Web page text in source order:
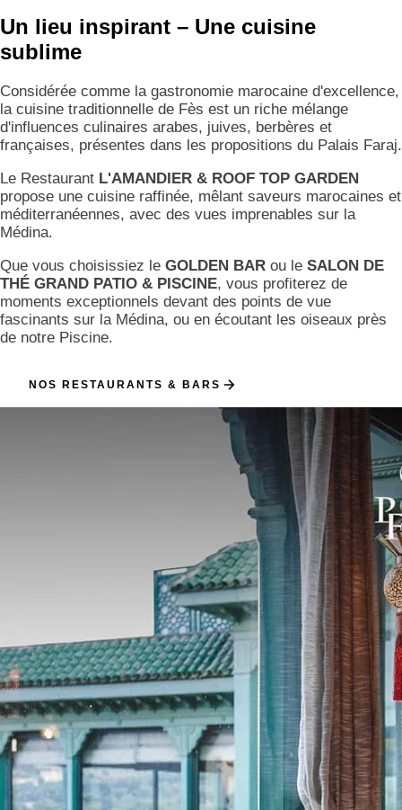
Un lieu inspirant – Une cuisine
sublime
Considérée comme la gastronomie marocaine d'excellence,
la cuisine traditionnelle de Fès est un riche mélange
d'influences culinaires arabes, juives, berbères et
françaises, présentes dans les propositions du Palais Faraj.
Le Restaurant L'AMANDIER & ROOF TOP GARDEN
propose une cuisine raffinée, mêlant saveurs marocaines et
méditerranéennes, avec des vues imprenables sur la
Médina.
Que vous choisissiez le GOLDEN BAR ou le SALON DE
THÉ GRAND PATIO & PISCINE, vous profiterez de
moments exceptionnels devant des points de vue
fascinants sur la Médina, ou en écoutant les oiseaux près
de notre Piscine.
NOS RESTAURANTS & BARS